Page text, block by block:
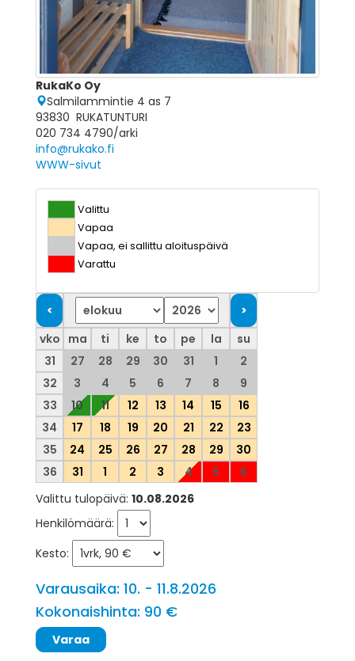
RukaKo Oy
Salmilammintie 4 as 7
93830 RUKATUNTURI
020 734 4790/arki
info@rukako.fi
WWW-sivut
Valittu
Vapaa
Vapaa, ei sallittu aloituspäivä
Varattu
vko ma ti ke to pe la
su
31
27 28 29 30 31 1
2
32
3 4 5 6 7 8
9
33
10 11 12 13 14 15
16
34
17 18 19 20 21 22
23
35
24 25 26 27 28 29
30
36
31 1 2 3 4 5
6
Valittu tulopäivä: 10.08.2026
Henkilömäärä:
Kesto:
Varausaika: 10. - 11.8.2026
Kokonaishinta: 90 €